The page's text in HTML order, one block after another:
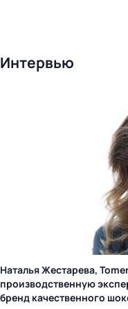
Интервью
Наталья Жестарева,
производственную
бренд качественного